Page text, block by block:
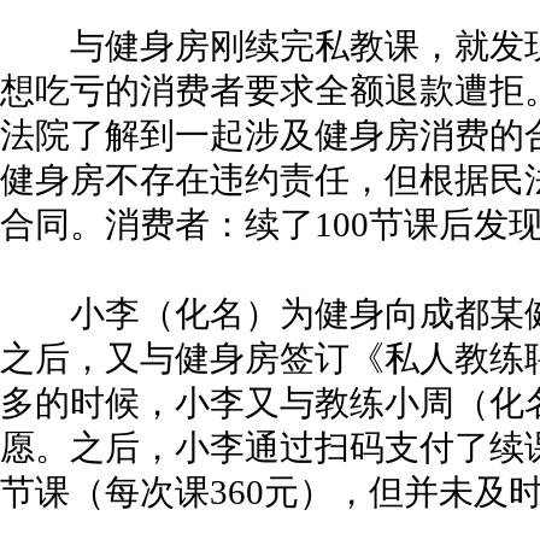
与健身房刚续完私教课，就发
想吃亏的消费者要求全额退款遭
法院了解到一起涉及健身房消费
健身房不存在违约责任，但根据
合同。消费者：续了100节课后发
小李（化名）为健身向成都某
之后，又与健身房签订《私人教
多的时候，小李又与教练小周（
愿。之后，小李通过扫码支付了续
节课（每次课360元），但并未及